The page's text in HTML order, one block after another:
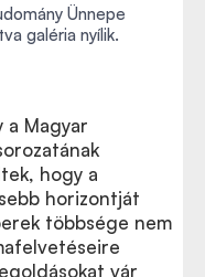
Ünnepe
galéria nyílik.
a Magyar
hogy a
horizontját
többsége nem
vár